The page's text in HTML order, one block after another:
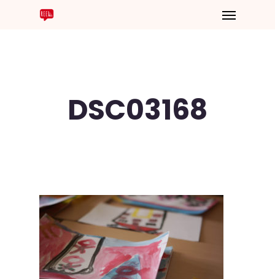
DSC03168